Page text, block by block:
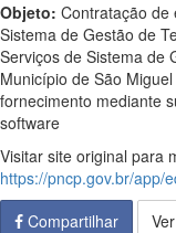
Objeto: Contratação de
Sistema de Gestão de
Serviços de Sistema de
Município de São
fornecimento mediante
software
Visitar site original para
https://pncp.gov.br/app/
Compartilhar